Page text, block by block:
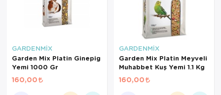
GARDENMİX
Garden Mix Platin Ginepig
Yemi 1000 Gr
160,00
GARDENMİX
Garden Mix Platin Meyveli
Muhabbet Kuş Yemi 1.1 Kg
160,00